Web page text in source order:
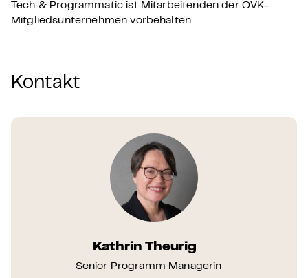
Tech & Programmatic ist Mitarbeitenden der OVK-
Mitgliedsunternehmen vorbehalten.
Kontakt
Kathrin Theurig
Senior Programm Managerin